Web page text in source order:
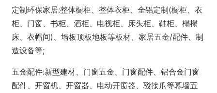
定制环保家居:整体橱柜、整体衣柜、全铝定制(橱柜、衣
柜、门窗、书柜、酒柜、电视柜、床头柜、鞋柜、榻榻
床、衣帽间)、墙板顶板地板等板材、家居五金/配件、制
造设备等;
五金配件:新型建材、门窗五金、门窗配件、铝合金门窗
配件、开窗机、开窗器、电动开窗器、驳接爪等幕墙五